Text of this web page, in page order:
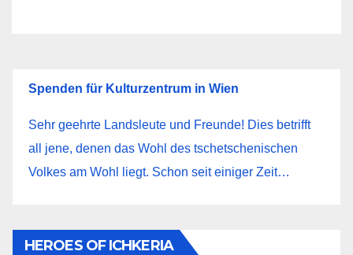
Spenden für Kulturzentrum in Wien
Sehr geehrte Landsleute und Freunde! Dies betrifft
all jene, denen das Wohl des tschetschenischen
Volkes am Wohl liegt. Schon seit einiger Zeit…
HEROES OF ICHKERIA